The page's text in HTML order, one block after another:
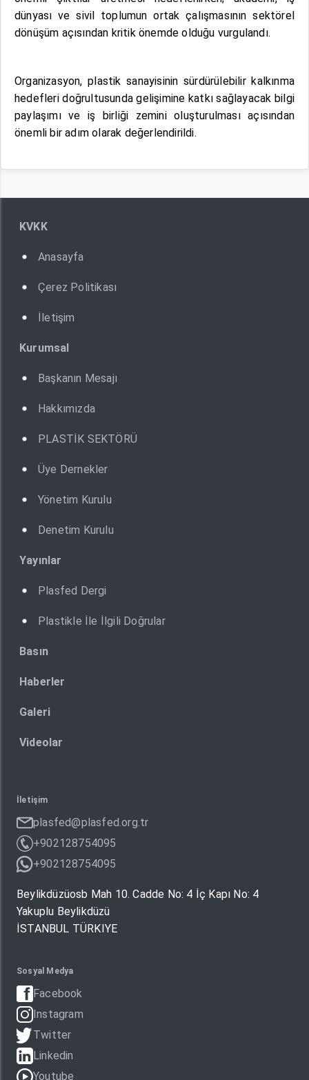
dünyası ve sivil toplumun ortak çalışmasının sektörel
dönüşüm açısından kritik önemde olduğu vurgulandı.
Organizasyon, plastik sanayisinin sürdürülebilir kalkınma
hedefleri doğrultusunda gelişimine katkı sağlayacak bilgi
paylaşımı ve iş birliği zemini oluşturulması açısından
önemli bir adım olarak değerlendirildi.
KVKK
Anasayfa
Çerez Politikası
İletişim
Kurumsal
Başkanın Mesajı
Hakkımızda
PLASTİK SEKTÖRÜ
Üye Dernekler
Yönetim Kurulu
Denetim Kurulu
Yayınlar
Plasfed Dergi
Plastikle İle İlgili Doğrular
Basın
Haberler
Galeri
Videolar
İletişim
plasfed@plasfed.org.tr
+902128754095
+902128754095
Beylikdüzüosb Mah 10. Cadde No: 4 İç Kapı No: 4
Yakuplu Beylikdüzü
İSTANBUL TÜRKIYE
Sosyal Medya
Facebook
Instagram
Twitter
Linkedin
Youtube